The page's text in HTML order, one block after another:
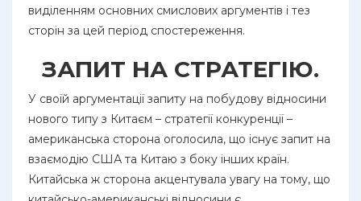
виділенням основних смислових аргументів і тез
сторін за цей період спостереження.
ЗАПИТ НА СТРАТЕГІЮ.
У своїй аргументації запиту на побудову відносини
нового типу з Китаєм – стратегії конкуренції –
американська сторона оголосила, що існує запит на
взаємодію США та Китаю з боку інших країн.
Китайська ж сторона акцентувала увагу на тому, що